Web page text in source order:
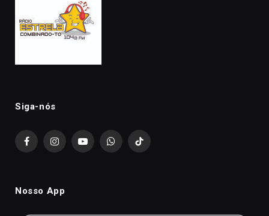
Siga-nós
FacebookInstagramYouTubeWhatsAppTikTok
Nosso App